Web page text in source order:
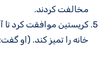
مخالفت کردند.
کریستین موافقت کرد
خانه را تمیز کند. (او